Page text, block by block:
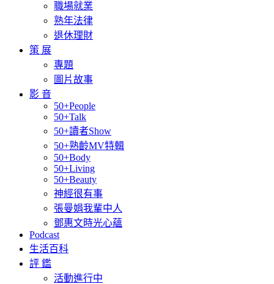
職場就業
熟年法律
退休理財
策 展
專題
圖片故事
影 音
50+People
50+Talk
50+讀者Show
50+熟齡MV特輯
50+Body
50+Living
50+Beauty
神經很有事
張曼娟我輩中人
鄧惠文時光心蘊
Podcast
生活百科
評 鑑
活動進行中